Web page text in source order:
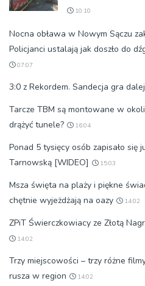
10:10
Nocna obława w Nowym Sączu
Policjanci ustalają jak doszło do
07:07
3:0 z Rekordem. Sandecja gra
Tarcze TBM są montowane w
drążyć tunele?
16:04
Ponad 5 tysięcy osób zapisało się
Tarnowską [WIDEO]
15:03
Msza święta na plaży i piękne
chętnie wyjeżdżają na oazy
14:02
ZPiT Świerczkowiacy ze Złotą
14:02
Trzy miejscowości – trzy różne
rusza w region
14:02